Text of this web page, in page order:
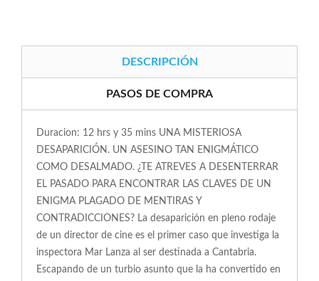
DESCRIPCIÓN
PASOS DE COMPRA
Duracion: 12 hrs y 35 mins UNA MISTERIOSA
DESAPARICIÓN. UN ASESINO TAN ENIGMÁTICO
COMO DESALMADO. ¿TE ATREVES A DESENTERRAR
EL PASADO PARA ENCONTRAR LAS CLAVES DE UN
ENIGMA PLAGADO DE MENTIRAS Y
CONTRADICCIONES? La desaparición en pleno rodaje
de un director de cine es el primer caso que investiga la
inspectora Mar Lanza al ser destinada a Cantabria.
Escapando de un turbio asunto que la ha convertido en